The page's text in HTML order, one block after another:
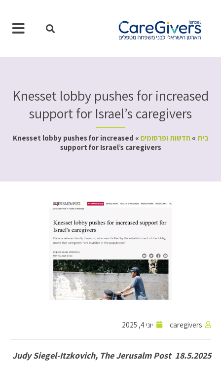
Knesset lobby pushes for increased
support for Israel’s caregivers
בית »חדשות ופרסומים »
Knesset lobby pushes for increased
support for Israel’s caregivers
caregivers יוני 4, 2025
Judy Siegel-Itzkovich, The Jerusalm Post 18.5.2025